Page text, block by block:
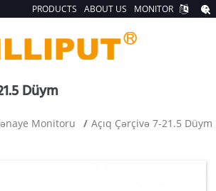
Düym
Monitoru Açıq Çərçivə 7-21.5 Düym
PRODUCTS ABOUT US MONITOR